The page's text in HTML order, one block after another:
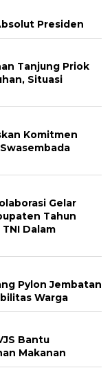
Presiden
Tanjung Priok
Situasi
Komitmen
Gelar
Tahun
Dalam
Pylon Jembatan
Warga
Bantu
Makanan